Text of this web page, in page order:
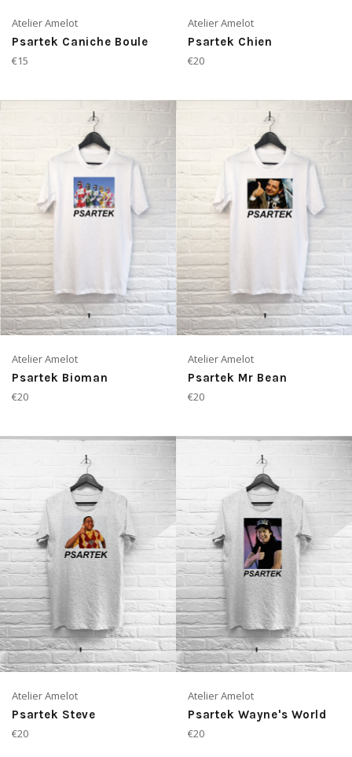
Atelier Amelot
Psartek Caniche Boule
Prix
€15
Atelier Amelot
Psartek Chien
Prix
€20
Atelier Amelot
Psartek Bioman
Prix
€20
Atelier Amelot
Psartek Mr Bean
Prix
€20
Atelier Amelot
Psartek Steve
Prix
€20
Atelier Amelot
Psartek Wayne's World
Prix
€20